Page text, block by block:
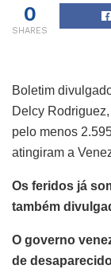
0
SHARES
Boletim
Delcy
pelo menos
atingiram a
Os feridos já
também
O governo
de